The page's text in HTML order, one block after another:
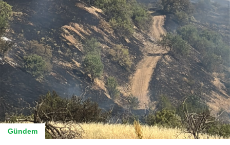
Gündem